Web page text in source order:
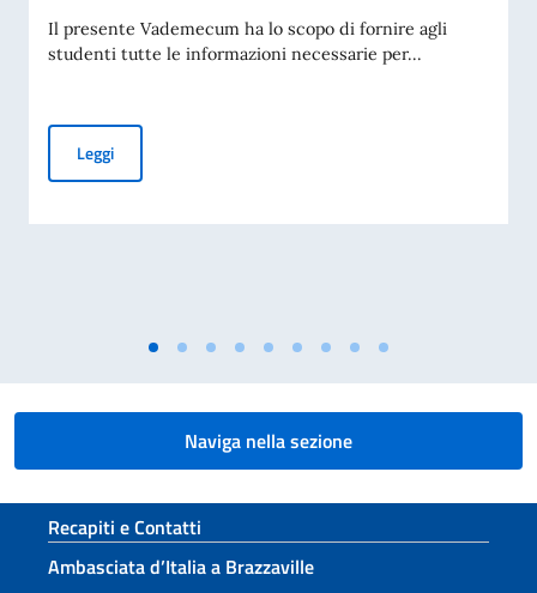
Il presente Vademecum ha lo scopo di fornire agli
studenti tutte le informazioni necessarie per...
LeggiAVVISO: VADEMECUM IMMATRICOLAZIONI
Naviga nella sezione
Sezione footer
Recapiti e Contatti
Ambasciata d’Italia a Brazzaville